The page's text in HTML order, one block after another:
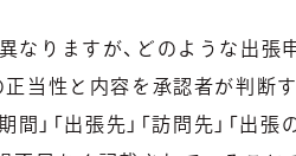
なりますが、どのような出張
正当性と内容を承認者が判断
間」「出張先」「訪問先」「出